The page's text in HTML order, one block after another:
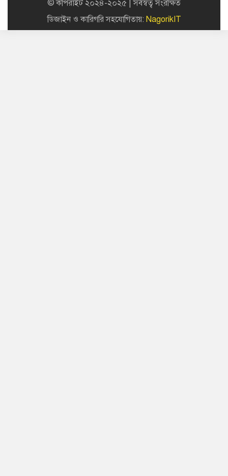
© কপিরাইট ২০২৪-২০২৫ | সর্বস্বত্ব সংরক্ষিত
ডিজাইন ও কারিগরি সহযোগিতায়: NagorikIT